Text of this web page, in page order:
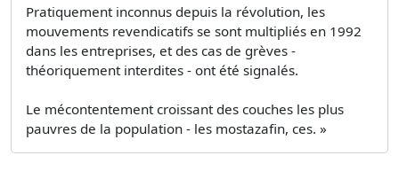
Pratiquement inconnus depuis la révolution, les
mouvements revendicatifs se sont multipliés en 1992
dans les entreprises, et des cas de grèves -
théoriquement interdites - ont été signalés.
Le mécontentement croissant des couches les plus
pauvres de la population - les mostazafin, ces. »